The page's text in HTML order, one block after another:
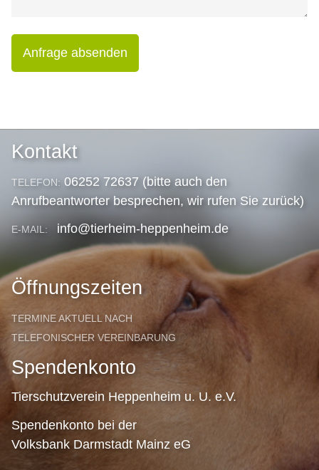
Anfrage absenden
Kontakt
TELEFON: 06252 72637 (bitte auch den
Anrufbeantworter besprechen, wir rufen Sie zurück)
E-MAIL: info@tierheim-heppenheim.de
Öffnungszeiten
TERMINE AKTUELL NACH
TELEFONISCHER VEREINBARUNG
Spendenkonto
Tierschutzverein Heppenheim u. U. e.V.
Spendenkonto bei der
Volksbank Darmstadt Mainz eG